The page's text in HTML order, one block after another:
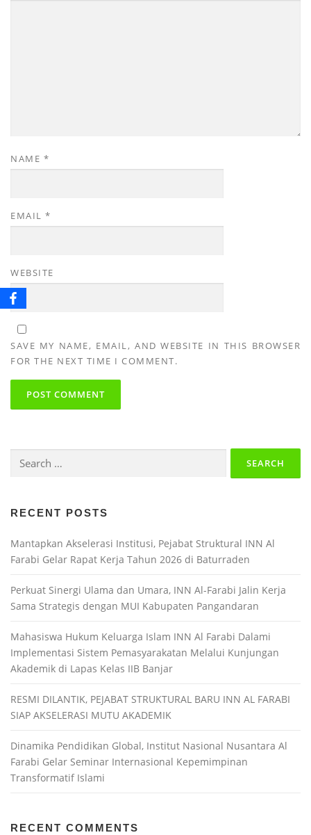
NAME *
EMAIL *
WEBSITE
SAVE MY NAME, EMAIL, AND WEBSITE IN THIS BROWSER
FOR THE NEXT TIME I COMMENT.
Search
RECENT POSTS
Mantapkan Akselerasi Institusi, Pejabat Struktural INN Al
Farabi Gelar Rapat Kerja Tahun 2026 di Baturraden
Perkuat Sinergi Ulama dan Umara, INN Al-Farabi Jalin Kerja
Sama Strategis dengan MUI Kabupaten Pangandaran
Mahasiswa Hukum Keluarga Islam INN Al Farabi Dalami
Implementasi Sistem Pemasyarakatan Melalui Kunjungan
Akademik di Lapas Kelas IIB Banjar
RESMI DILANTIK, PEJABAT STRUKTURAL BARU INN AL FARABI
SIAP AKSELERASI MUTU AKADEMIK
Dinamika Pendidikan Global, Institut Nasional Nusantara Al
Farabi Gelar Seminar Internasional Kepemimpinan
Transformatif Islami
RECENT COMMENTS